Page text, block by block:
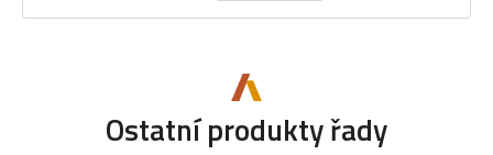
Ostatní produkty řady